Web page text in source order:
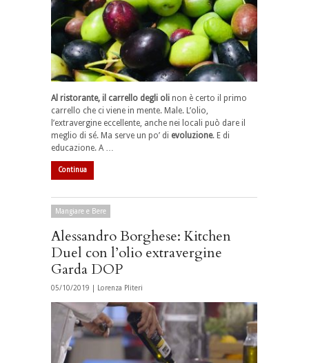
Al ristorante, il carrello degli oli non è certo il primo
carrello che ci viene in mente. Male. L’olio,
l’extravergine eccellente, anche nei locali può dare il
meglio di sé. Ma serve un po’ di evoluzione. E di
educazione. A …
Continua
Mangiare e Bere
Alessandro Borghese: Kitchen
Duel con l’olio extravergine
Garda DOP
05/10/2019 | Lorenza Pliteri